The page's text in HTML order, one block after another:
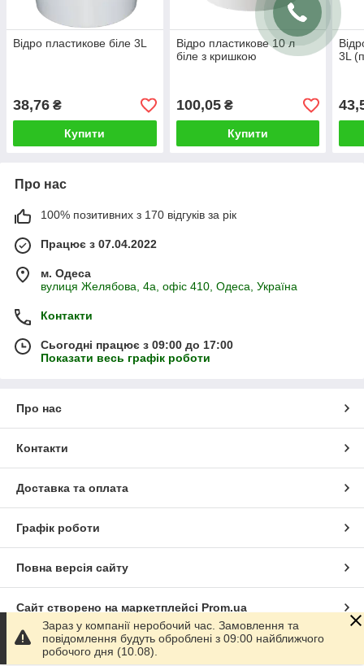
Відро пластикове біле 3L
38,76 ₴
Купити
Відро пластикове 10 л
біле з кришкою
100,05₴
Купити
3L
Про нас
100% позитивних з 170 відгуків за рік
Працює з 07.04.2022
м. Одеса
вулиця Желябова, 4а, офіс 410, Одеса, Україна
Контакти
Сьогодні працює з 09:00 до 17:00
Показати весь графік роботи
Про нас
Контакти
Доставка та оплата
Графік роботи
Повна версія сайту
Сайт створено на маркетплейсі Prom.ua
Політика конфіденційності
Зараз у компанії неробочий час. Замовлення та
повідомлення будуть оброблені з 09:00 найближчого
робочого дня (10.08).